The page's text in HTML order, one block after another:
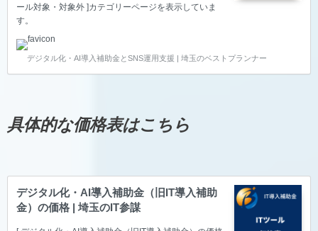
ール対象・対象外 ]カテゴリーページを表示していま
す。
デジタル化・AI導入補助金とSNS運用支援 | 埼玉のベストプランナー
具体的な価格表はこちら
デジタル化・AI導入補助金（旧IT導入補助
金）の価格 | 埼玉のIT参謀